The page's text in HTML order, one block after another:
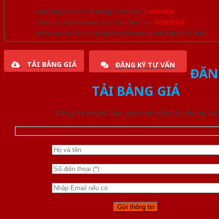
Quà tặng đồ nội thất trang trí lên đến 1.000.000đ
Giảm trực tiếp khi mua đơn hàng lớn hơn 3.000.000đ
Nhiều ưu đãi lớn khi đăng ký tài khoản thành viên thân thiết
TẢI BẢNG GIÁ ĐĂNG KÝ TƯ VẤN
TẢI BẢNG GIÁ
Đăng ký nhận báo giá mới nhất từ chúng tôi